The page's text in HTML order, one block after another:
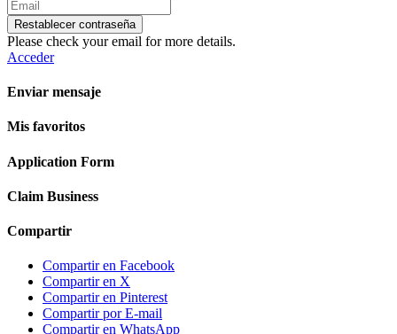
Restablecer contraseña
Please check your email for more details.
Acceder
Enviar mensaje
Mis favoritos
Application Form
Claim Business
Compartir
Compartir en Facebook
Compartir en X
Compartir en Pinterest
Compartir por E-mail
Compartir en WhatsApp